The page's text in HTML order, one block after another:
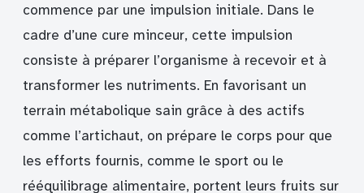
commence par une impulsion initiale. Dans le
cadre d’une cure minceur, cette impulsion
consiste à préparer l’organisme à recevoir et à
transformer les nutriments. En favorisant un
terrain métabolique sain grâce à des actifs
comme l’artichaut, on prépare le corps pour que
les efforts fournis, comme le sport ou le
rééquilibrage alimentaire, portent leurs fruits sur